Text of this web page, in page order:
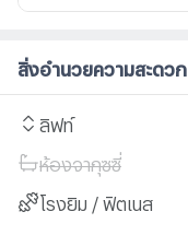
สิ่งอำนวยความสะดวก
ลิฟท์
ห้องจากุซซี่
โรงยิม / ฟิตเนส